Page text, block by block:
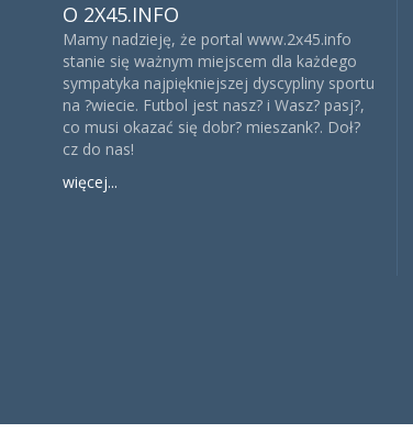
O 2X45.INFO
Mamy nadzieję, że portal www.2x45.info
stanie się ważnym miejscem dla każdego
sympatyka najpiękniejszej dyscypliny sportu
na ?wiecie. Futbol jest nasz? i Wasz? pasj?,
co musi okazać się dobr? mieszank?. Doł?
cz do nas!
więcej...